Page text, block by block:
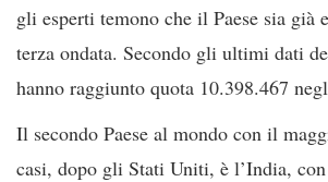
gli esperti temono che il Paese sia già
terza ondata. Secondo gli ultimi dati
hanno raggiunto quota 10.398.467
Il secondo Paese al mondo con il
casi, dopo gli Stati Uniti, è l’India,